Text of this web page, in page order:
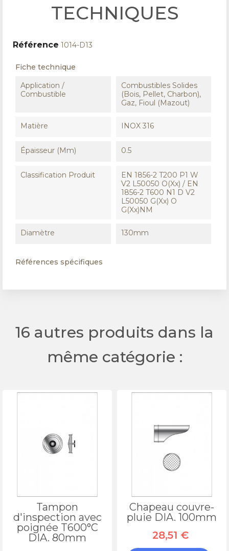
TECHNIQUES
Référence 1014-D13
Fiche technique
Application /
Combustible
Combustibles Solides
(Bois, Pellet, Charbon),
Gaz, Fioul (Mazout)
Matière INOX 316
Épaisseur (mm) 0.5
Classification Produit
EN 1856-2 T200 P1 W
V2 L50050 O(xx) / EN
1856-2 T600 N1 D V2
L50050 G(xx) O
G(xx)NM
Diamètre 130mm
Références spécifiques
16 autres produits dans la
même catégorie :
Tampon
d'inspection avec
poignée T600°C
DIA. 80mm
Chapeau couvre-
pluie DIA. 100mm
28,51 €